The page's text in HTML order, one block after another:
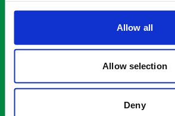
Allow all
Allow selection
Deny
Mail
(Required)